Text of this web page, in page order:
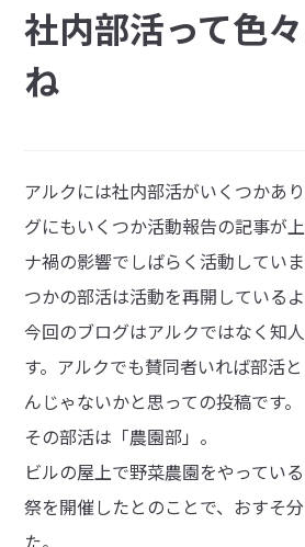
社内部活って色
ね
アルクには社内部活がいくつかあ
グにもいくつか活動報告の記事が
ナ禍の影響でしばらく活動してい
つかの部活は活動を再開しているよ
今回のブログはアルクではなく知
す。アルクでも賛同者いれば部活
んじゃないかと思っての投稿です。
その部活は「農園部」。
ビルの屋上で野菜農園をやってい
祭を開催したとのことで、おすそ
た。